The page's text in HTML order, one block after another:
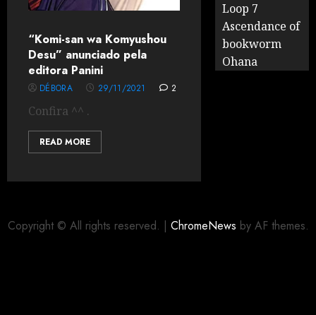
“Komi-san wa Komyushou
Desu” anunciado pela
editora Panini
DÉBORA 29/11/2021 2
Confira ^^ .
READ MORE
Loop 7
Ascendance of
bookworm
Ohana
Copyright © All rights reserved. | ChromeNews by AF themes.